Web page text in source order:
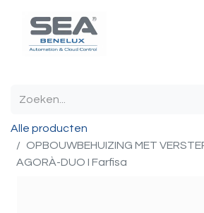
Alle producten
OPBOUWBEHUIZING MET
AGORÀ-DUO I Farfisa